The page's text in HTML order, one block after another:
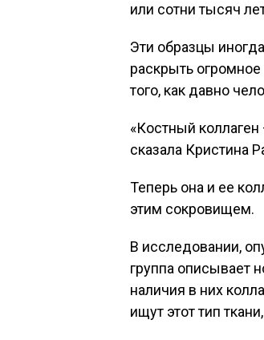
или сотни тысяч
Эти образцы
раскрыть
того, как давно
«Костный
сказала Кристина
Теперь она и ее
этим сокровищем.
В исследовании,
группа описывает
наличия в них
ищут этот тип